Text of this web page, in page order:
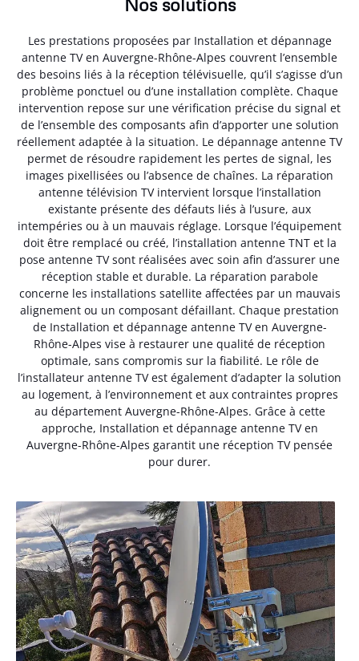
Les prestations proposées par Installation et dépannage
antenne TV en Auvergne-Rhône-Alpes couvrent l’ensemble
des besoins liés à la réception télévisuelle, qu’il s’agisse d’un
problème ponctuel ou d’une installation complète. Chaque
intervention repose sur une vérification précise du signal et
de l’ensemble des composants afin d’apporter une solution
réellement adaptée à la situation. Le dépannage antenne TV
permet de résoudre rapidement les pertes de signal, les
images pixellisées ou l’absence de chaînes. La réparation
antenne télévision TV intervient lorsque l’installation
existante présente des défauts liés à l’usure, aux
intempéries ou à un mauvais réglage. Lorsque l’équipement
doit être remplacé ou créé, l’installation antenne TNT et la
pose antenne TV sont réalisées avec soin afin d’assurer une
réception stable et durable. La réparation parabole
concerne les installations satellite affectées par un mauvais
alignement ou un composant défaillant. Chaque prestation
de Installation et dépannage antenne TV en Auvergne-
Rhône-Alpes vise à restaurer une qualité de réception
optimale, sans compromis sur la fiabilité. Le rôle de
l’installateur antenne TV est également d’adapter la solution
au logement, à l’environnement et aux contraintes propres
au département Auvergne-Rhône-Alpes. Grâce à cette
approche, Installation et dépannage antenne TV en
Auvergne-Rhône-Alpes garantit une réception TV pensée
pour durer.